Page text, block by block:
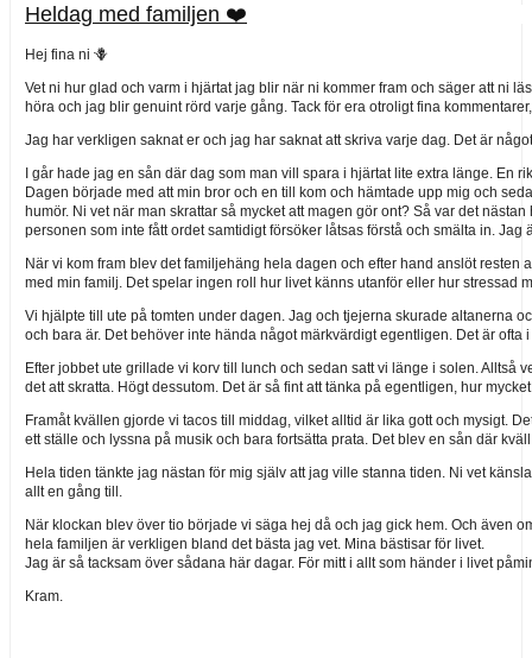
Heldag med familjen ❤️
Hej fina ni 🪻
Vet ni hur glad och varm i hjärtat jag blir när ni kommer fram och säger att ni
höra och jag blir genuint rörd varje gång. Tack för era otroligt fina
Jag har verkligen saknat er och jag har saknat att skriva varje dag. Det är
I går hade jag en sån där dag som man vill spara i hjärtat lite extra länge.
Dagen började med att min bror och en till kom och hämtade upp mig och
humör. Ni vet när man skrattar så mycket att magen gör ont? Så var det
personen som inte fått ordet samtidigt försöker låtsas förstå och smälta in.
När vi kom fram blev det familjehäng hela dagen och efter hand anslöt
med min familj. Det spelar ingen roll hur livet känns utanför eller hur stressad
Vi hjälpte till ute på tomten under dagen. Jag och tjejerna skurade altanerna
och bara är. Det behöver inte hända något märkvärdigt egentligen. Det är
Efter jobbet ute grillade vi korv till lunch och sedan satt vi länge i solen. Alltså
det att skratta. Högt dessutom. Det är så fint att tänka på egentligen, hur
Framåt kvällen gjorde vi tacos till middag, vilket alltid är lika gott och mysigt.
ett ställe och lyssna på musik och bara fortsätta prata. Det blev en sån där
Hela tiden tänkte jag nästan för mig själv att jag ville stanna tiden. Ni vet
allt en gång till.
När klockan blev över tio började vi säga hej då och jag gick hem. Och även
hela familjen är verkligen bland det bästa jag vet. Mina bästisar för livet.
Jag är så tacksam över sådana här dagar. För mitt i allt som händer i livet
Kram.